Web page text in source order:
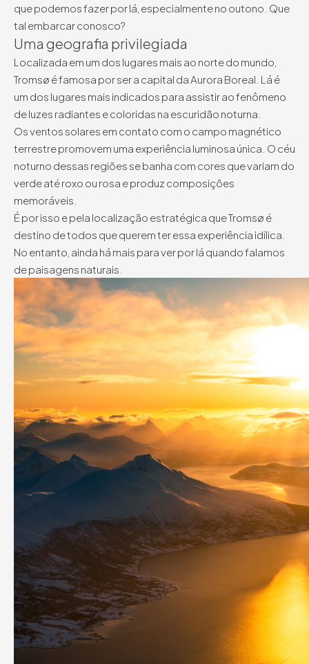
que podemos fazer por lá, especialmente no outono. Que
tal embarcar conosco?
Uma geografia privilegiada
Localizada em um dos lugares mais ao norte do mundo,
Tromsø é famosa por ser a capital da Aurora Boreal. Lá é
um dos lugares mais indicados para assistir ao fenômeno
de luzes radiantes e coloridas na escuridão noturna.
Os ventos solares em contato com o campo magnético
terrestre promovem uma experiência luminosa única. O céu
noturno dessas regiões se banha com cores que variam do
verde até roxo ou rosa e produz composições
memoráveis.
É por isso e pela localização estratégica que Tromsø é
destino de todos que querem ter essa experiência idílica.
No entanto, ainda há mais para ver por lá quando falamos
de paisagens naturais.